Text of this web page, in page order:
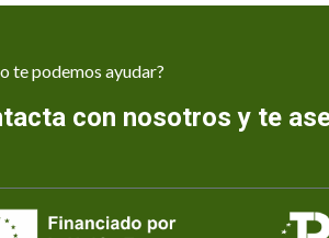
te podemos ayudar?
con nosotros y te